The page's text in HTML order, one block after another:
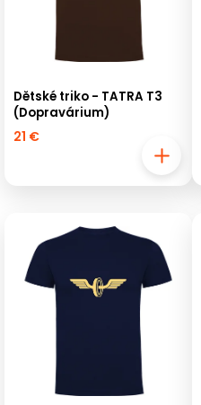
Dětské triko - TATRA T3
(Dopravárium)
21 €